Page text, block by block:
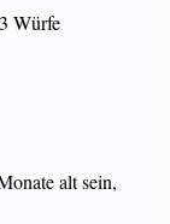
Würfe
alt sein,